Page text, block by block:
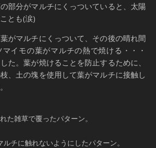
部分がマルチにくっついていると、太陽
とも(涙)
がマルチにくっついて、その後の晴れ間
イモの葉がマルチの熱で焼ける・・・
。葉が焼けることを防止するために、
、土の塊を使用して葉がマルチに接触し
た雑草で覆ったパターン。
チに触れないようにしたパターン。